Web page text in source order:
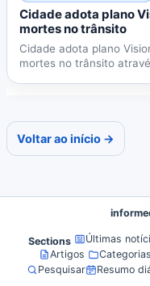
Cidade adota plano
mortes no trânsito
Cidade adota plano
mortes no trânsito
Voltar ao início →
Sections
Últimas
Artigos
Categorias
Pesquisar
Resumo